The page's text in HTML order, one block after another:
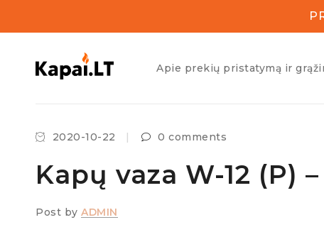
Apie prekių pristatymą ir
2020-10-22 0 comments
Kapų vaza W-12 (P) –
Post by ADMIN